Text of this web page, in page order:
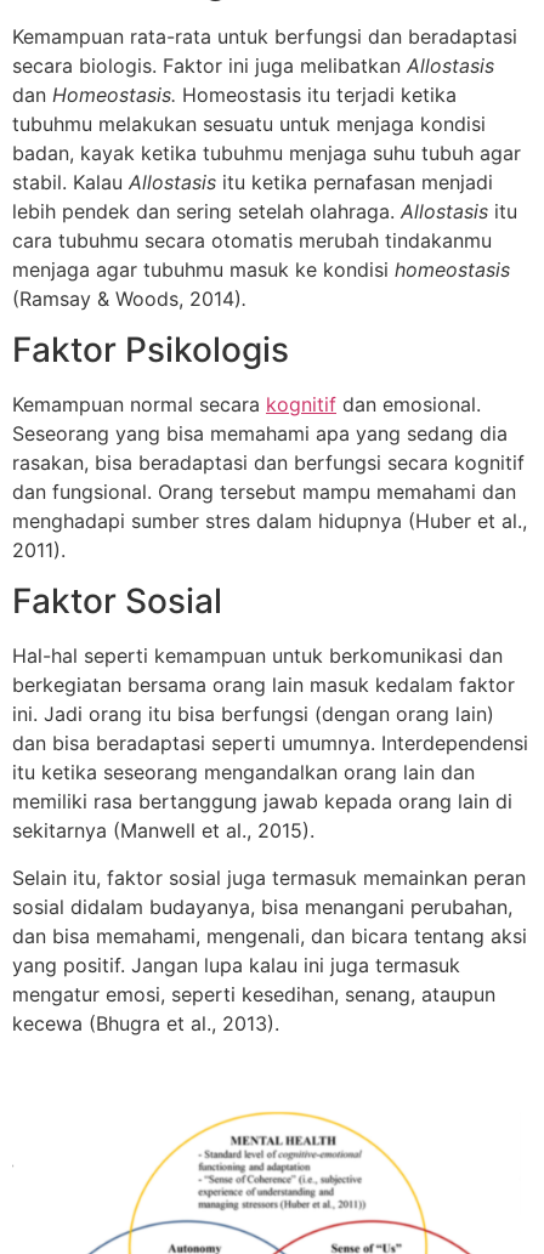
Kemampuan rata-rata untuk berfungsi dan beradaptasi
secara biologis. Faktor ini juga melibatkan Allostasis
dan Homeostasis. Homeostasis itu terjadi ketika
tubuhmu melakukan sesuatu untuk menjaga kondisi
badan, kayak ketika tubuhmu menjaga suhu tubuh agar
stabil. Kalau Allostasis itu ketika pernafasan menjadi
lebih pendek dan sering setelah olahraga. Allostasis itu
cara tubuhmu secara otomatis merubah tindakanmu
menjaga agar tubuhmu masuk ke kondisi homeostasis
(Ramsay & Woods, 2014).
Faktor Psikologis
Kemampuan normal secara kognitif dan emosional.
Seseorang yang bisa memahami apa yang sedang dia
rasakan, bisa beradaptasi dan berfungsi secara kognitif
dan fungsional. Orang tersebut mampu memahami dan
menghadapi sumber stres dalam hidupnya (Huber et al.,
2011).
Faktor Sosial
Hal-hal seperti kemampuan untuk berkomunikasi dan
berkegiatan bersama orang lain masuk kedalam faktor
ini. Jadi orang itu bisa berfungsi (dengan orang lain)
dan bisa beradaptasi seperti umumnya. Interdependensi
itu ketika seseorang mengandalkan orang lain dan
memiliki rasa bertanggung jawab kepada orang lain di
sekitarnya (Manwell et al., 2015).
Selain itu, faktor sosial juga termasuk memainkan peran
sosial didalam budayanya, bisa menangani perubahan,
dan bisa memahami, mengenali, dan bicara tentang aksi
yang positif. Jangan lupa kalau ini juga termasuk
mengatur emosi, seperti kesedihan, senang, ataupun
kecewa (Bhugra et al., 2013).